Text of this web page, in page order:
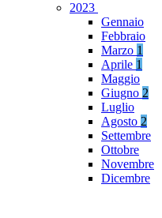
2023
Gennaio
Febbraio
Marzo 1
Aprile 1
Maggio
Giugno 2
Luglio
Agosto 2
Settembre
Ottobre
Novembre
Dicembre